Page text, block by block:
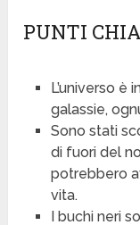
PUNTI
L’universo
galassie,
Sono stati
di fuori del
potrebbero
vita.
I buchi neri